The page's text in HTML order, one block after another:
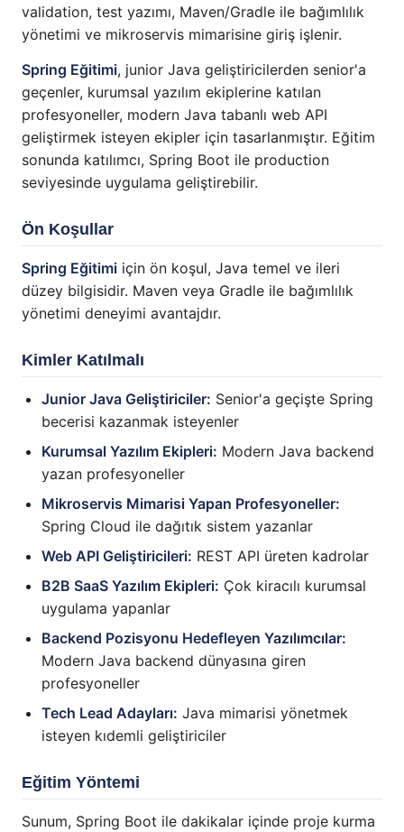
validation, test yazımı, Maven/Gradle ile bağımlılık
yönetimi ve mikroservis mimarisine giriş işlenir.
Spring Eğitimi, junior Java geliştiricilerden senior'a
geçenler, kurumsal yazılım ekiplerine katılan
profesyoneller, modern Java tabanlı web API
geliştirmek isteyen ekipler için tasarlanmıştır. Eğitim
sonunda katılımcı, Spring Boot ile production
seviyesinde uygulama geliştirebilir.
Ön Koşullar
Spring Eğitimi için ön koşul, Java temel ve ileri
düzey bilgisidir. Maven veya Gradle ile bağımlılık
yönetimi deneyimi avantajdır.
Kimler Katılmalı
Junior Java Geliştiriciler: Senior'a geçişte Spring
becerisi kazanmak isteyenler
Kurumsal Yazılım Ekipleri: Modern Java backend
yazan profesyoneller
Mikroservis Mimarisi Yapan Profesyoneller:
Spring Cloud ile dağıtık sistem yazanlar
Web API Geliştiricileri: REST API üreten kadrolar
B2B SaaS Yazılım Ekipleri: Çok kiracılı kurumsal
uygulama yapanlar
Backend Pozisyonu Hedefleyen Yazılımcılar:
Modern Java backend dünyasına giren
profesyoneller
Tech Lead Adayları: Java mimarisi yönetmek
isteyen kıdemli geliştiriciler
Eğitim Yöntemi
Sunum, Spring Boot ile dakikalar içinde proje kurma